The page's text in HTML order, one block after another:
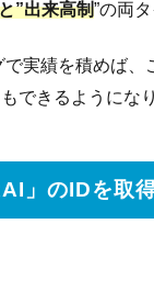
”出来高制”の両
実績を積めば、
できるようにな
」のIDを取